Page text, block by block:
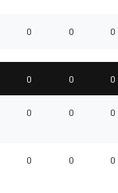
0 0 0
0 0 0
0 0 0
0 0 0